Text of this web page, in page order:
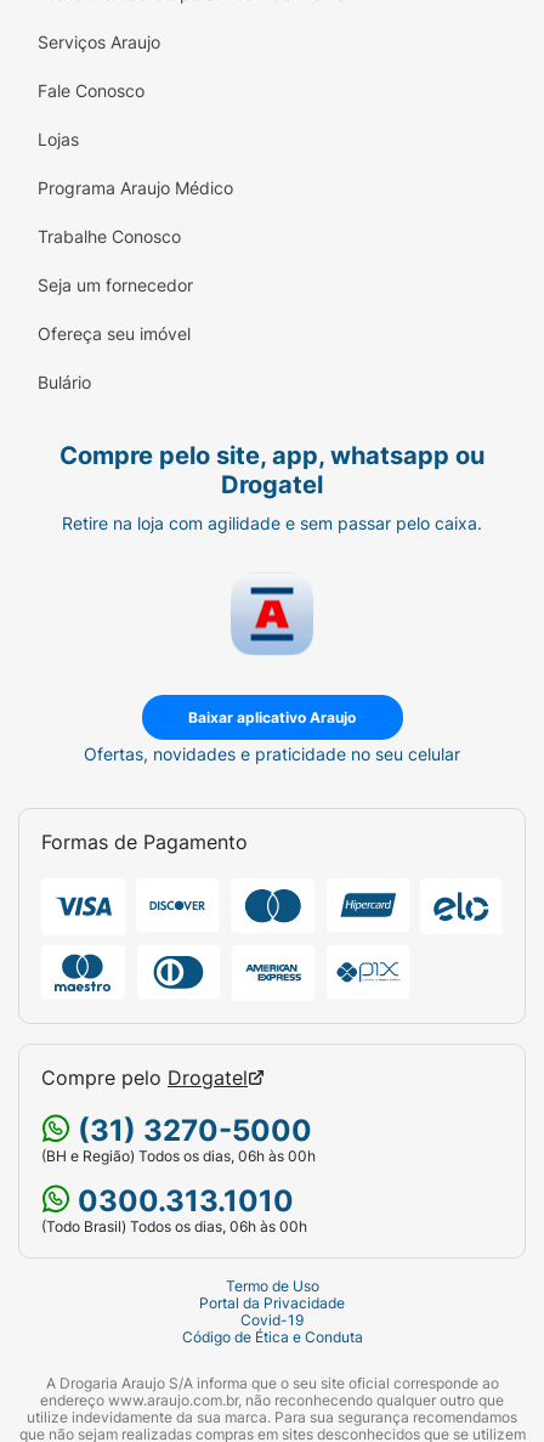
Serviços Araujo
Fale Conosco
Lojas
Programa Araujo Médico
Trabalhe Conosco
Seja um fornecedor
Ofereça seu imóvel
Bulário
Compre pelo site, app, whatsapp ou
Drogatel
Retire na loja com agilidade e sem passar pelo caixa.
Baixar aplicativo Araujo
Ofertas, novidades e praticidade no seu celular
Formas de Pagamento
Compre pelo Drogatel
(31) 3270-5000
(BH e Região) Todos os dias, 06h às 00h
0300.313.1010
(Todo Brasil) Todos os dias, 06h às 00h
Termo de Uso
Portal da Privacidade
Covid-19
Código de Ética e Conduta
A Drogaria Araujo S/A informa que o seu site oficial corresponde ao
endereço www.araujo.com.br, não reconhecendo qualquer outro que
utilize indevidamente da sua marca. Para sua segurança recomendamos
que não sejam realizadas compras em sites desconhecidos que se utilizem